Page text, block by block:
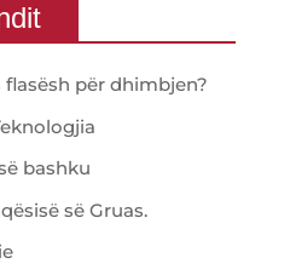
për dhimbjen?
bashku
së Gruas.